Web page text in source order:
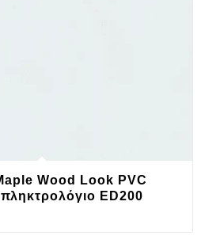
Wood Look PVC
ED200